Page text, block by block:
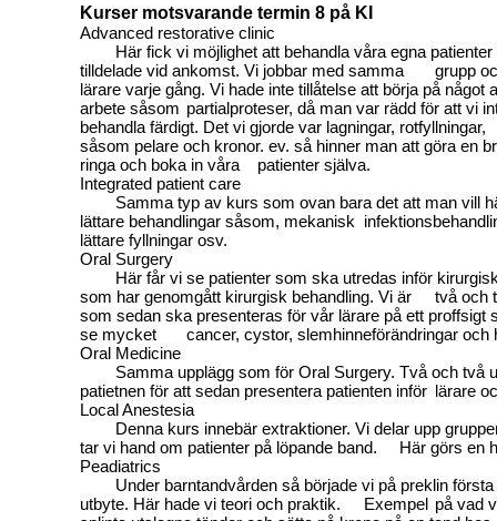
Kurser motsvarande termin 8 på KI
Advanced restorative clinic
Här fick vi möjlighet att behandla våra egna
tilldelade vid ankomst. Vi jobbar med samma
grupp
lärare varje gång. Vi hade inte tillåtelse att börja på något
arbete såsom partialproteser, då man var rädd för att vi
behandla färdigt. Det vi gjorde var lagningar, rotfyllningar,
såsom pelare och kronor. ev. så hinner man att göra en
ringa och boka in våra
patienter själva.
Integrated patient care
Samma typ av kurs som ovan bara det att man vill
lättare behandlingar såsom, mekanisk
lättare fyllningar osv.
Oral Surgery
Här får vi se patienter som ska utredas inför
som har genomgått kirurgisk behandling. Vi är
två och
som sedan ska presenteras för vår lärare på ett proffsigt
se mycket
cancer, cystor, slemhinneförändringar och
Oral Medicine
Samma upplägg som för Oral Surgery. Två och två
patietnen för att sedan presentera patienten inför lärare
Local Anestesia
Denna kurs innebär extraktioner. Vi delar upp
tar vi hand om patienter på löpande band.
Här görs en
Peadiatrics
Under barntandvården så började vi på preklin
utbyte. Här hade vi teori och praktik.
Exempel på vad